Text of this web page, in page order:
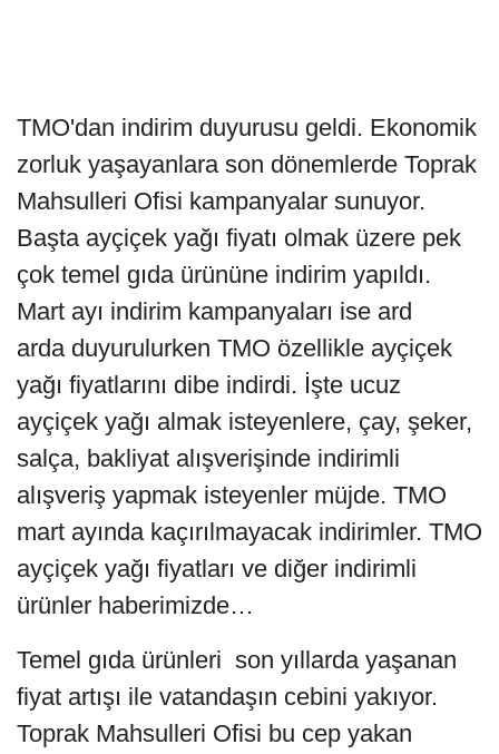
TMO'dan indirim duyurusu geldi. Ekonomik
zorluk yaşayanlara son dönemlerde Toprak
Mahsulleri Ofisi kampanyalar sunuyor.
Başta ayçiçek yağı fiyatı olmak üzere pek
çok temel gıda ürününe indirim yapıldı.
Mart ayı indirim kampanyaları ise ard
arda duyurulurken TMO özellikle ayçiçek
yağı fiyatlarını dibe indirdi. İşte ucuz
ayçiçek yağı almak isteyenlere, çay, şeker,
salça, bakliyat alışverişinde indirimli
alışveriş yapmak isteyenler müjde. TMO
mart ayında kaçırılmayacak indirimler. TMO
ayçiçek yağı fiyatları ve diğer indirimli
ürünler haberimizde…
Temel gıda ürünleri son yıllarda yaşanan
fiyat artışı ile vatandaşın cebini yakıyor.
Toprak Mahsulleri Ofisi bu cep yakan